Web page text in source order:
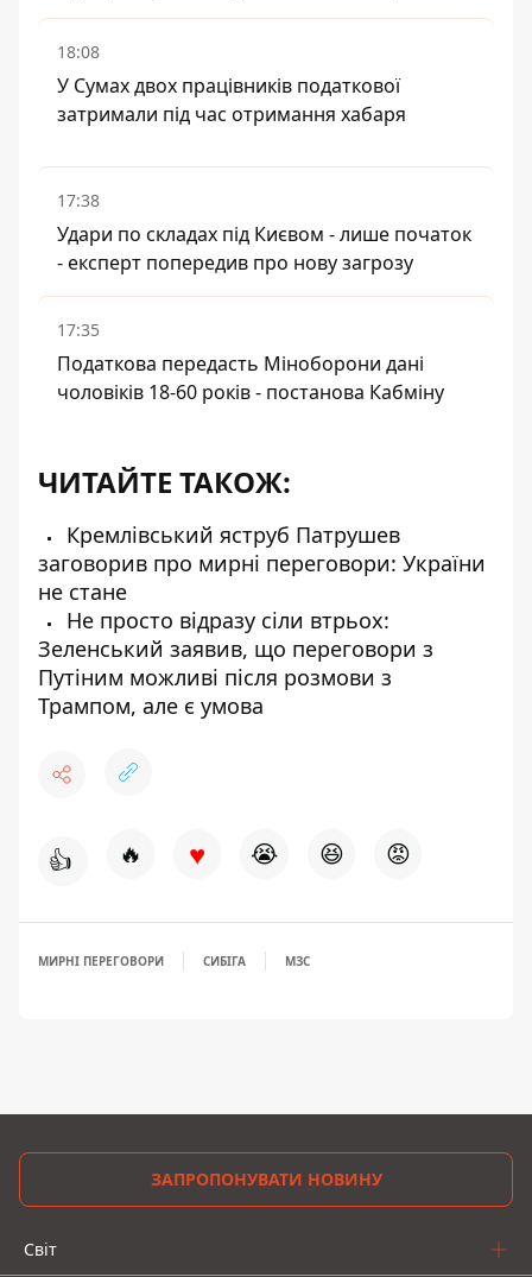
18:08
У Сумах двох працівників податкової
затримали під час отримання хабаря
17:38
Удари по складах під Києвом - лише початок
- експерт попередив про нову загрозу
17:35
Податкова передасть Міноборони дані
чоловіків 18-60 років - постанова Кабміну
ЧИТАЙТЕ ТАКОЖ:
Кремлівський яструб Патрушев
заговорив про мирні переговори: України
не стане
Не просто відразу сіли втрьох:
Зеленський заявив, що переговори з
Путіним можливі після розмови з
Трампом, але є умова
👍 🔥 ♥ 😭 😆 😡
МИРНІ ПЕРЕГОВОРИ СИБІГА МЗС
ЗАПРОПОНУВАТИ НОВИНУ
Світ